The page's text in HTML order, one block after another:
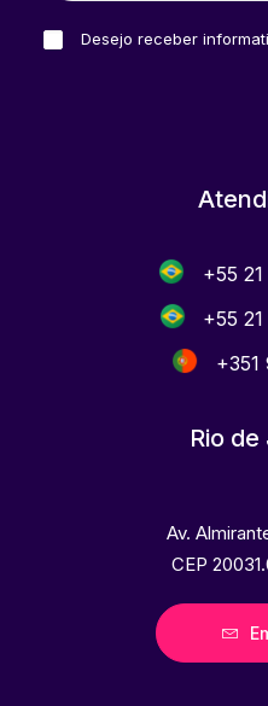
Desejo receber
+55
+55
+351
Rio
Av.
CEP